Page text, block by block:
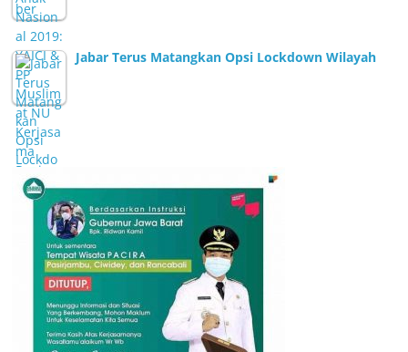
Jabar Terus Matangkan Opsi Lockdown Wilayah